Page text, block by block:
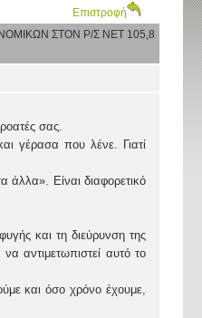
Επιστροφή
ΣΤΟΝ Ρ/Σ ΝΕΤ 105,8
σας.
γέρασα που λένε. Γιατί
Είναι διαφορετικό
και τη διεύρυνση της
αντιμετωπιστεί αυτό το
και όσο χρόνο έχουμε,